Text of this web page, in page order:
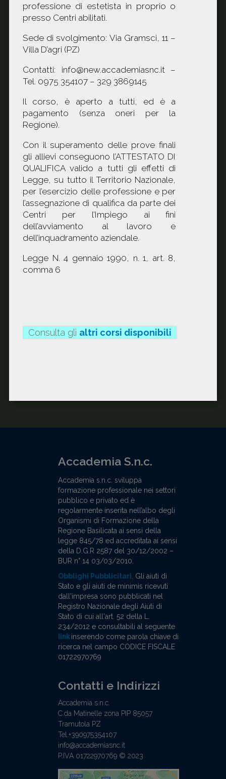
professione di estetista in proprio o
presso Centri abilitati.
Sede di svolgimento: Via Gramsci, 11 –
Villa D’agri (PZ)
Contatti: info@new.accademiasnc.it –
Tel. 0975 354107 – 329 3869145
Il corso, è aperto a tutti, ed è a
pagamento (senza oneri per la
Regione).
Con il superamento delle prove finali
gli allievi conseguono l’ATTESTATO DI
QUALIFICA valido a tutti gli effetti di
Legge, su tutto il Territorio Nazionale,
per l’esercizio delle professione e per
l’assegnazione di qualifica da parte dei
Centri per l’Impiego ai fini
dell’avviamento al lavoro e
dell’inquadramento aziendale.
Legge N. 4 gennaio 1990, n. 1, art. 8,
comma 6
Consulta gli altri corsi disponibili
Accademia S.n.c.
Accademia s.n.c. sviluppa
formazione professionale nei settori
pubblico e privato ed è
regolarmente inserita nell’albo degli
Organismi di Formazione della
Regione Basilicata ai sensi della
legge 845/78 ed accreditata ai sensi
della D.G.R 2587 del 30/12/2002 –
BUR n° 14 03/03/2010.
Obblighi Pubblicitari. Gli aiuti di
Stato e gli aiuti de minimis ricevuti
dall'impresa sono pubblicati nel
Registro Nazionale degli Aiuti di
Stato di cui all'art. 52 della L.
234/2012 e consultabili al seguente
link inserendo come parola chiave di
ricerca nel campo CODICE FISCALE
01722970769
Contatti e Indirizzi
Accademia s.n.c.
C.da Matinelle zona PIP 85057
Tramutola PZ
Tel.+390975354107
info@accademiasnc.it
P.IVA 01722970769 © 2023